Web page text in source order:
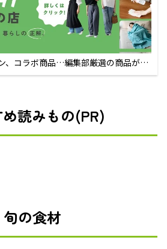
、コラボ商品…編集部厳選の商品が買
読みもの(PR)
旬の食材